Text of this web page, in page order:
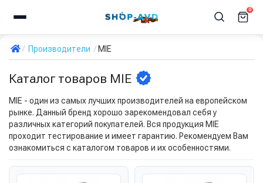
0
Производители MIE
Каталог товаров MIE
MIE - один из самых лучших производителей на европейском
рынке. Данный бренд хорошо зарекомендовал себя у
различных категорий покупателей. Вся продукция MIE
проходит тестирование и имеет гарантию. Рекомендуем Вам
ознакомиться с каталогом товаров и их особенностями.